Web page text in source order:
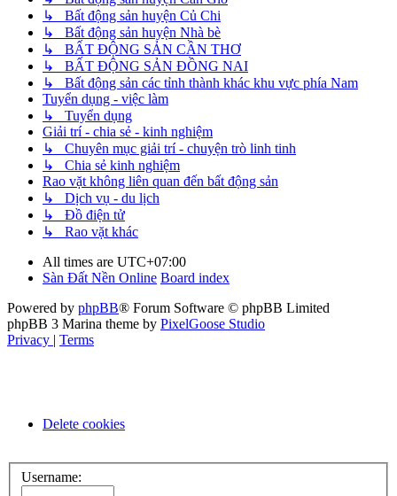
↳ Bất động sản huyện Củ Chi
↳ Bất động sản huyện Nhà bè
↳ BẤT ĐỘNG SẢN CẦN THƠ
↳ BẤT ĐỘNG SẢN ĐỒNG NAI
↳ Bất động sản các tỉnh thành khác khu vực phía Nam
Tuyển dụng - việc làm
↳ Tuyển dụng
Giải trí - chia sẻ - kinh nghiệm
↳ Chuyên mục giải trí - chuyện trò linh tinh
↳ Chia sẻ kinh nghiệm
Rao vặt không liên quan đến bất động sản
↳ Dịch vụ - du lịch
↳ Đồ điện tử
↳ Rao vặt khác
All times are UTC+07:00
Sàn Đất Nền Online Board index
Powered by phpBB® Forum Software © phpBB Limited
phpBB 3 Marina theme by PixelGoose Studio
Privacy | Terms
Delete cookies
Username: